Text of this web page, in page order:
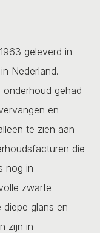
geleverd in
Nederland.
gehad
en
te zien aan
die
nog in
zwarte
glans en
zijn in